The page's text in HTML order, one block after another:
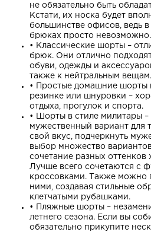
не обязательно быть
Кстати, их носка будет
большинстве офисов, ведь
брюках просто невозможно.
•
Классические шорты –
брюк. Они отлично
обуви, одежды и
также к нейтральным вещам.
•
Простые домашние шорты
резинке или шнуровки –
отдыха, прогулок и спорта.
•
Шорты в стиле милитары –
мужественный вариант для
свой вкус, подчеркнуть
выбор множество
сочетание разных оттенков
Лучше всего сочетаются с
кроссовками. Также можно
ними, создавая стильные
клетчатыми рубашками.
•
Пляжные шорты –
летнего сезона. Если вы
обязательно прикупите